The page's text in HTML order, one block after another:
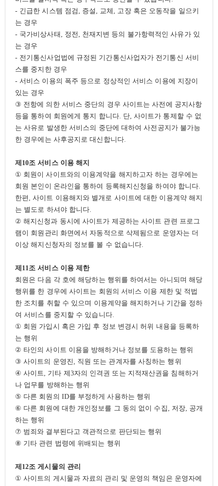
- 긴급한 시스템 점검 , 증설 , 교체 , 고장 혹은 오동작을 일으키
는 경우
- 국가비상사태 , 정전 , 천재지변 등의 불가항력적인 사유가 있
는 경우
- 전기통신사업법에 규정된 기간통신사업자가 전기통신 서비
스를 중지한 경우
- 서비스 이용의 폭주 등으로 정상적인 서비스 이용에 지장이
있는 경우
③ 전항에 의한 서비스 중단의 경우 사이트는 사전에 공지사항
등을 통하여 회원에게 통지 합니다. 단, 사이트가 통제할 수 없
는 사유로 발생한 서비스의 중단에 대하여 사전공지가 불가능
한 경우에는 사후공지로 대신합니다.
제 10조 서비스 이용 해지
① 회원이 사이트와의 이용계약을 해지하고자 하는 경우에는
회원 본인이 온라인을 통하여 등록해지신청을 하여야 합니다.
한편 ,사이트 이용해지와 별개로 사이트에 대한 이용계약 해지
는 별도로 하셔야 합니다.
② 해지신청과 동시에 사이트가 제공하는 사이트 관련 프로그
램이 회원관리 화면에서 자동적으로 삭제됨으로 운영자는 더
이상 해지신청자의 정보를 볼 수 없습니다.
제 11조 서비스 이용 제한
회원은 다음 각 호에 해당하는 행위를 하여서는 아니되며 해당
행위를 한 경우에 사이트는 회원의 서비스 이용 제한 및 적법
한 조치를 취할 수 있으며 이용계약을 해지하거나 기간을 정하
여 서비스를 중지할 수 있습니다.
① 회원 가입시 혹은 가입 후 정보 변경시 허위 내용을 등록하
는 행위
② 타인의 사이트 이용을 방해하거나 정보를 도용하는 행위
③ 사이트의 운영진 , 직원 또는 관계자를 사칭하는 행위
④ 사이트, 기타 제 3자의 인격권 또는 지적재산권을 침해하거
나 업무를 방해하는 행위
⑤ 다른 회원의 ID를 부정하게 사용하는 행위
⑥ 다른 회원에 대한 개인정보를 그 동의 없이 수집 , 저장, 공개
하는 행위
⑦ 범죄와 결부된다고 객관적으로 판단되는 행위
⑧ 기타 관련 법령에 위배되는 행위
제 12조 게시물의 관리
① 사이트의 게시물과 자료의 관리 및 운영의 책임은 운영자에